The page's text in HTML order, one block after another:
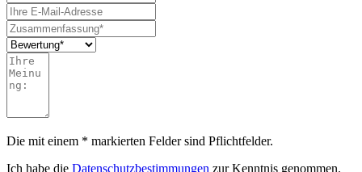
Die mit einem * markierten Felder sind Pflichtfelder.
Ich habe die Datenschutzbestimmungen zur Kenntnis genommen.